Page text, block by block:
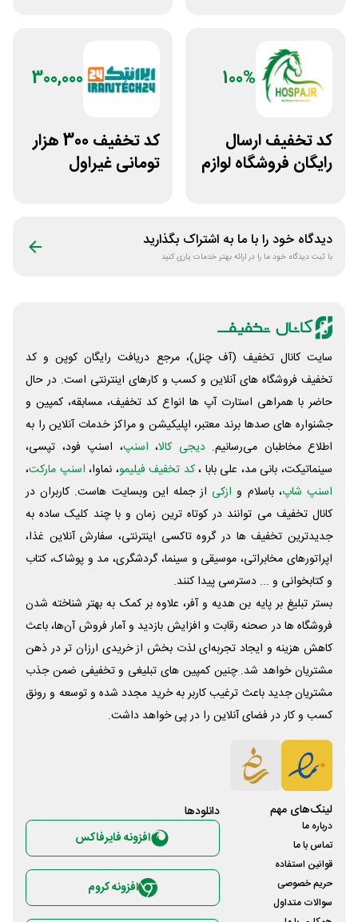
100%
کد تخفیف ارسال
رایگان فروشگاه لوازم
300,000
کد تخفیف 300 هزار
تومانی غیراول
دیدگاه خود را با ما به اشتراک بگذارید
با ثبت دیدگاه خود ما را در ارائه بهتر خدمات یاری کنید
سایت کانال تخفیف (آف چنل)، مرجع دریافت رایگان کوپن و کد
تخفیف فروشگاه های آنلاین و کسب و‌ کارهای اینترنتی است. در حال
حاضر با همراهی استارت آپ ها انواع کد تخفیف، مسابقه، کمپین و
جشنواره های صدها برند معتبر، اپلیکیشن و مراکز خدمات آنلاین را به
اطلاع مخاطبان می‌رسانیم. دیجی کالا، اسنپ، اسنپ فود، تپسی،
سینماتیکت، بانی مد، علی‌ بابا ،کد تخفیف فیلیمو، نماوا، اسنپ مارکت،
اسنپ شاپ، باسلام و ازکی از جمله این وبسایت ‌هاست. کاربران در
کانال تخفیف می توانند در کوتاه ترین زمان و با چند کلیک ساده به
جدیدترین تخفیف ها در گروه تاکسی اینترنتی، سفارش آنلاین غذا،
اپراتورهای مخابراتی، موسیقی و سینما، گردشگری، مد و پوشاک، کتاب
و کتابخوانی و ... دسترسی پیدا کنند.
بستر تبلیغ بر پایه بن هدیه و آفر، علاوه بر کمک به بهتر شناخته شدن
فروشگاه ها در صحنه رقابت و افزایش بازدید و آمار فروش آن‌ها، باعث
کاهش هزینه و ایجاد تجربه‌ای لذت بخش از خریدی ارزان تر در ذهن
مشتریان خواهد شد. چنین کمپین های تبلیغی و تخفیفی ضمن جذب
مشتریان جدید باعث ترغیب کاربر به خرید مجدد شده و توسعه و رونق
کسب و کار در فضای آنلاین را در پی خواهد داشت.
لینک‌های مهم
درباره ما
تماس با ما
قوانین استفاده
حریم خصوصی
سوالات متداول
دانلود‌ها
افزونه فایرفاکس
افزونه کروم